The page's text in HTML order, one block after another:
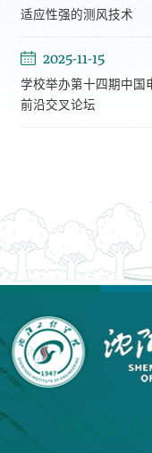
适应性强的测风技术
2025-11-15
学校举办第十四期中国
前沿交叉论坛